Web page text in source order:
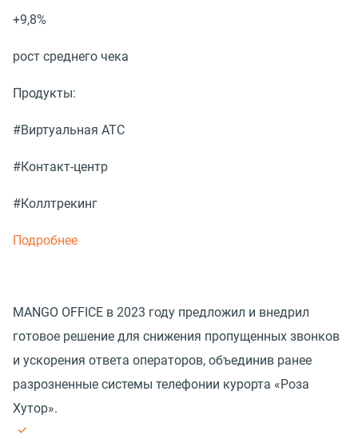
+9,8%
рост среднего чека
Продукты:
#Виртуальная АТС
#Контакт-центр
#Коллтрекинг
Подробнее
MANGO OFFICE в 2023 году предложил и внедрил
готовое решение для снижения пропущенных звонков
и ускорения ответа операторов, объединив ранее
разрозненные системы телефонии курорта «Роза
Хутор».